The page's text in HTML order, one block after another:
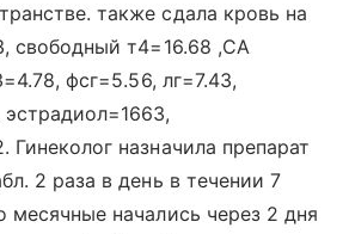
также сдала кровь на
свободный т4=16.68 ,СА
фсг=5.56, лг=7.43,
Гинеколог назначила препарат
2 раза в день в течении 7
месячные начались через 2 дня